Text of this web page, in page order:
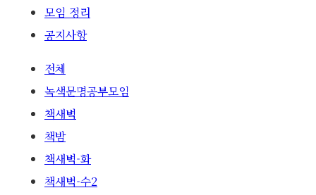
모임 정리
공지사항
전체
녹색문명공부모임
책새벽
책밤
책새벽-화
책새벽-수2